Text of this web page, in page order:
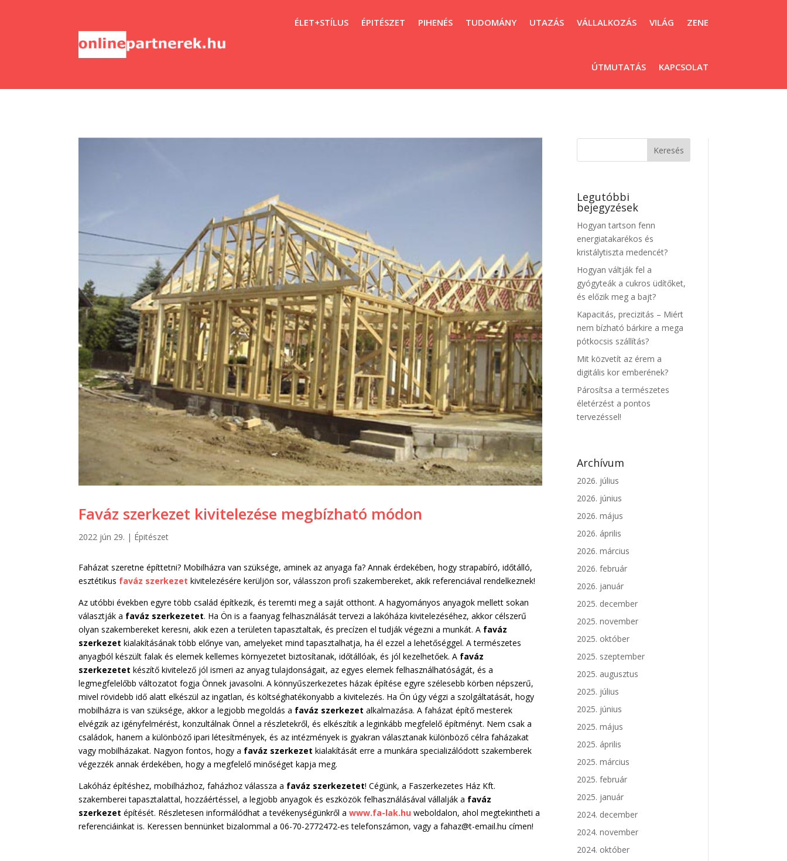
ÉLET+STÍLUS ÉPITÉSZET PIHENÉS TUDOMÁNY UTAZÁS VÁLLALKOZÁS VILÁG ZENE
ÚTMUTATÁS KAPCSOLAT
Faváz szerkezet kivitelezése megbízható módon
2022 jún 29. | Épitészet
Faházat szeretne építtetni? Mobilházra van szüksége, aminek az anyaga fa? Annak érdekében, hogy strapabíró, időtálló,
esztétikus faváz szerkezet kivitelezésére kerüljön sor, válasszon profi szakembereket, akik referenciával rendelkeznek!
Az utóbbi években egyre több család építkezik, és teremti meg a saját otthont. A hagyományos anyagok mellett sokan
választják a faváz szerkezetet. Ha Ön is a faanyag felhasználását tervezi a lakóháza kivitelezéséhez, akkor célszerű
olyan szakembereket keresni, akik ezen a területen tapasztaltak, és precízen el tudják végezni a munkát. A faváz
szerkezet kialakításának több előnye van, amelyeket mind tapasztalhatja, ha él ezzel a lehetőséggel. A természetes
anyagból készült falak és elemek kellemes környezetet biztosítanak, időtállóak, és jól kezelhetőek. A faváz
szerkezetet készítő kivitelező jól ismeri az anyag tulajdonságait, az egyes elemek felhasználhatóságát, és a
legmegfelelőbb változatot fogja Önnek javasolni. A könnyűszerkezetes házak építése egyre szélesebb körben népszerű,
mivel rövidebb idő alatt elkészül az ingatlan, és költséghatékonyabb a kivitelezés. Ha Ön úgy végzi a szolgáltatását, hogy
mobilházra is van szüksége, akkor a legjobb megoldás a faváz szerkezet alkalmazása. A faházat építő mesterek
elvégzik az igényfelmérést, konzultálnak Önnel a részletekről, és elkészítik a leginkább megfelelő építményt. Nem csak a
családok, hanem a különböző ipari létesítmények, és az intézmények is gyakran választanak különböző célra faházakat
vagy mobilházakat. Nagyon fontos, hogy a faváz szerkezet kialakítását erre a munkára specializálódott szakemberek
végezzék annak érdekében, hogy a megfelelő minőséget kapja meg.
Lakóház építéshez, mobilházhoz, faházhoz válassza a faváz szerkezetet! Cégünk, a Faszerkezetes Ház Kft.
szakemberei tapasztalattal, hozzáértéssel, a legjobb anyagok és eszközök felhasználásával vállalják a faváz
szerkezet építését. Részletesen informálódhat a tevékenységünkről awww.fa-lak.hu weboldalon, ahol megtekintheti a
referenciáinkat is. Keressen bennünket bizalommal a 06-70-2772472-es telefonszámon, vagy a fahaz@t-email.hu címen!
Legutóbbi
bejegyzések
Hogyan tartson fenn
energiatakarékos és
kristálytiszta medencét?
Hogyan váltják fel a
gyógyteák a cukros üdítőket,
és előzik meg a bajt?
Kapacitás, precizitás – Miért
nem bízható bárkire a mega
pótkocsis szállítás?
Mit közvetít az érem a
digitális kor emberének?
Párosítsa a természetes
életérzést a pontos
tervezéssel!
Archívum
2026. július
2026. június
2026. május
2026. április
2026. március
2026. február
2026. január
2025. december
2025. november
2025. október
2025. szeptember
2025. augusztus
2025. július
2025. június
2025. május
2025. április
2025. március
2025. február
2025. január
2024. december
2024. november
2024. október